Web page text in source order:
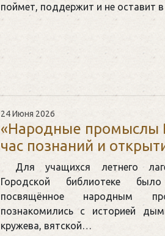
поймет, поддержит и не оставит
24 Июня 2026
«Народные промыслы
час познаний и
Для учащихся летнего
Городской библиотеке
посвящённое народным
познакомились с историей
кружева, вятской…